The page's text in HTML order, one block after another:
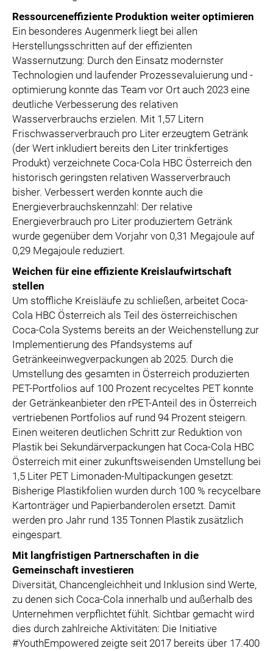
Ressourceneffiziente Produktion weiter optimieren
Ein besonderes Augenmerk liegt bei allen
Herstellungsschritten auf der effizienten
Wassernutzung: Durch den Einsatz modernster
Technologien und laufender Prozessevaluierung und -
optimierung konnte das Team vor Ort auch 2023 eine
deutliche Verbesserung des relativen
Wasserverbrauchs erzielen. Mit 1,57 Litern
Frischwasserverbrauch pro Liter erzeugtem Getränk
(der Wert inkludiert bereits den Liter trinkfertiges
Produkt) verzeichnete Coca-Cola HBC Österreich den
historisch geringsten relativen Wasserverbrauch
bisher. Verbessert werden konnte auch die
Energieverbrauchskennzahl: Der relative
Energieverbrauch pro Liter produziertem Getränk
wurde gegenüber dem Vorjahr von 0,31 Megajoule auf
0,29 Megajoule reduziert.
Weichen für eine effiziente Kreislaufwirtschaft
stellen
Um stoffliche Kreisläufe zu schließen, arbeitet Coca-
Cola HBC Österreich als Teil des österreichischen
Coca-Cola Systems bereits an der Weichenstellung zur
Implementierung des Pfandsystems auf
Getränkeeinwegverpackungen ab 2025. Durch die
Umstellung des gesamten in Österreich produzierten
PET-Portfolios auf 100 Prozent recyceltes PET konnte
der Getränkeanbieter den rPET-Anteil des in Österreich
vertriebenen Portfolios auf rund 94 Prozent steigern.
Einen weiteren deutlichen Schritt zur Reduktion von
Plastik bei Sekundärverpackungen hat Coca-Cola HBC
Österreich mit einer zukunftsweisenden Umstellung bei
1,5 Liter PET Limonaden-Multipackungen gesetzt:
Bisherige Plastikfolien wurden durch 100 % recycelbare
Kartonträger und Papierbanderolen ersetzt. Damit
werden pro Jahr rund 135 Tonnen Plastik zusätzlich
eingespart.
Mit langfristigen Partnerschaften in die
Gemeinschaft investieren
Diversität, Chancengleichheit und Inklusion sind Werte,
zu denen sich Coca-Cola innerhalb und außerhalb des
Unternehmen verpflichtet fühlt. Sichtbar gemacht wird
dies durch zahlreiche Aktivitäten: Die Initiative
#YouthEmpowered zeigte seit 2017 bereits über 17.400